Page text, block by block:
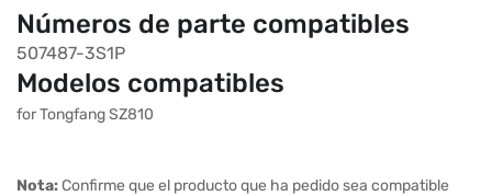
Números de parte compatibles
507487-3S1P
Modelos compatibles
for Tongfang SZ810
Nota:Confirme que el producto que ha pedido sea compatible